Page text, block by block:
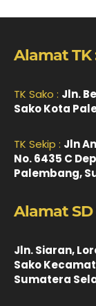
Alamat TK
TK Sako : Jln.
Sako Kota
TK Sekip : Jln
No. 6435 C
Palembang,
Alamat SD
Jln. Siaran,
Sako
Sumatera